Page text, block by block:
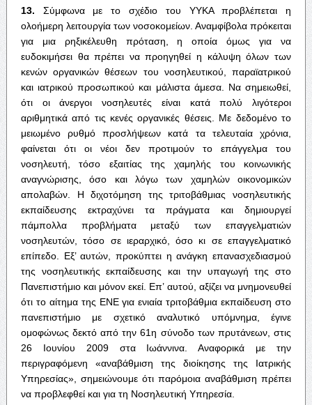
13. Σύμφωνα με το σχέδιο του ΥΥΚΑ προβλέπεται η
ολοήμερη λειτουργία των νοσοκομείων. Αναμφίβολα πρόκειται
για μια ρηξικέλευθη πρόταση, η οποία όμως για να
ευδοκιμήσει θα πρέπει να προηγηθεί η κάλυψη όλων των
κενών οργανικών θέσεων του νοσηλευτικού, παραϊατρικού
και ιατρικού προσωπικού και μάλιστα άμεσα. Να σημειωθεί,
ότι οι άνεργοι νοσηλευτές είναι κατά πολύ λιγότεροι
αριθμητικά από τις κενές οργανικές θέσεις. Με δεδομένο το
μειωμένο ρυθμό προσλήψεων κατά τα τελευταία χρόνια,
φαίνεται ότι οι νέοι δεν προτιμούν το επάγγελμα του
νοσηλευτή, τόσο εξαιτίας της χαμηλής του κοινωνικής
αναγνώρισης, όσο και λόγω των χαμηλών οικονομικών
απολαβών. Η διχοτόμηση της τριτοβάθμιας νοσηλευτικής
εκπαίδευσης εκτραχύνει τα πράγματα και δημιουργεί
πάμπολλα προβλήματα μεταξύ των επαγγελματιών
νοσηλευτών, τόσο σε ιεραρχικό, όσο κι σε επαγγελματικό
επίπεδο. Εξ’ αυτών, προκύπτει η ανάγκη επανασχεδιασμού
της νοσηλευτικής εκπαίδευσης και την υπαγωγή της στο
Πανεπιστήμιο και μόνον εκεί. Επ’ αυτού, αξίζει να μνημονευθεί
ότι το αίτημα της ΕΝΕ για ενιαία τριτοβάθμια εκπαίδευση στο
πανεπιστήμιο με σχετικό αναλυτικό υπόμνημα, έγινε
ομοφώνως δεκτό από την 61η σύνοδο των πρυτάνεων, στις
26 Ιουνίου 2009 στα Ιωάννινα. Αναφορικά με την
περιγραφόμενη «αναβάθμιση της διοίκησης της Ιατρικής
Υπηρεσίας», σημειώνουμε ότι παρόμοια αναβάθμιση πρέπει
να προβλεφθεί και για τη Νοσηλευτική Υπηρεσία.